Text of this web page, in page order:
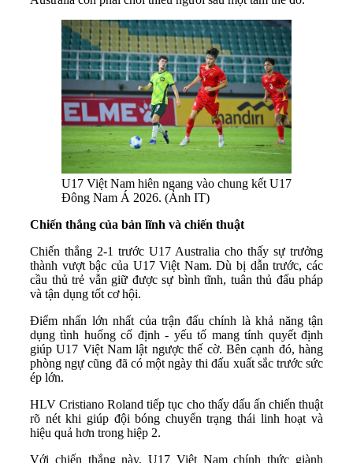
U17 Việt Nam hiên ngang vào chung kết U17
Đông Nam Á 2026. (Ảnh IT)
Chiến thắng của bản lĩnh và chiến thuật
Chiến thắng 2-1 trước U17 Australia cho thấy sự trưởng
thành vượt bậc của U17 Việt Nam. Dù bị dẫn trước, các
cầu thủ trẻ vẫn giữ được sự bình tĩnh, tuân thủ đấu pháp
và tận dụng tốt cơ hội.
Điểm nhấn lớn nhất của trận đấu chính là khả năng tận
dụng tình huống cố định - yếu tố mang tính quyết định
giúp U17 Việt Nam lật ngược thế cờ. Bên cạnh đó, hàng
phòng ngự cũng đã có một ngày thi đấu xuất sắc trước sức
ép lớn.
HLV Cristiano Roland tiếp tục cho thấy dấu ấn chiến thuật
rõ nét khi giúp đội bóng chuyển trạng thái linh hoạt và
hiệu quả hơn trong hiệp 2.
Với chiến thắng này, U17 Việt Nam chính thức giành